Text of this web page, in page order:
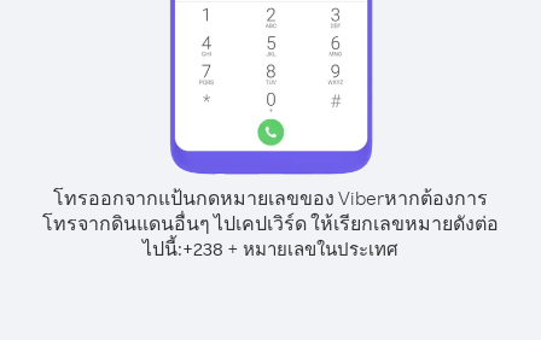
โทรออกจากแป้นกดหมายเลขของ Viberหากต้องการ
โทรจากดินแดนอื่นๆ ไปเคปเวิร์ด ให้เรียกเลขหมายดังต่อ
ไปนี้:+238 + หมายเลขในประเทศ